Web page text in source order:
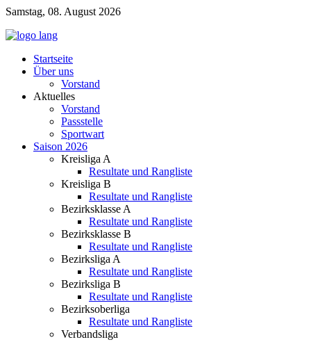
Samstag, 08. August 2026
Startseite
Über uns
Vorstand
Aktuelles
Vorstand
Passstelle
Sportwart
Saison 2026
Kreisliga A
Resultate und Rangliste
Kreisliga B
Resultate und Rangliste
Bezirksklasse A
Resultate und Rangliste
Bezirksklasse B
Resultate und Rangliste
Bezirksliga A
Resultate und Rangliste
Bezirksliga B
Resultate und Rangliste
Bezirksoberliga
Resultate und Rangliste
Verbandsliga